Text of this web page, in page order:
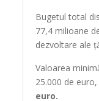
Bugetul total
77,4 milioane
dezvoltare ale
Valoarea
25.000 de
euro.